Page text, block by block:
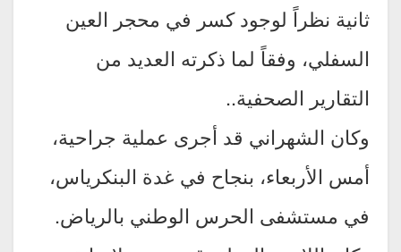
ثانية نظراً لوجود كسر في محجر العين
السفلي، وفقاً لما ذكرته العديد من
التقارير الصحفية..
وكان الشهراني قد أجرى عملية جراحية،
أمس الأربعاء، بنجاح في غدة البنكرياس،
في مستشفى الحرس الوطني بالرياض.